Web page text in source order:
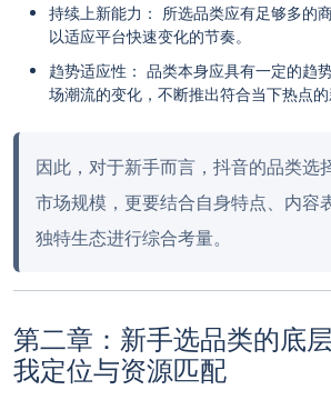
持续上新能力： 所选品类应有足够多的
以适应平台快速变化的节奏。
趋势适应性： 品类本身应具有一定的趋
场潮流的变化，不断推出符合当下热点的
因此，对于新手而言，抖音的品类选
市场规模，更要结合自身特点、内容
独特生态进行综合考量。
第二章：新手选品类的底
我定位与资源匹配